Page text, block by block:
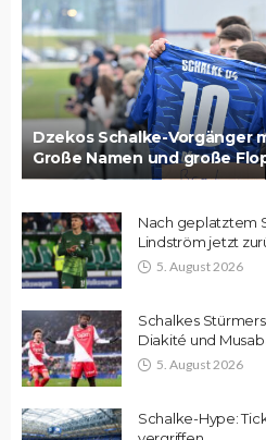
Dzekos Schalke-Vorgänger
Große Namen und große
Nach geplatztem
Lindström jetzt
5. August 2026
Schalkes
Diakité und
5. August 2026
Schalke-Hype: